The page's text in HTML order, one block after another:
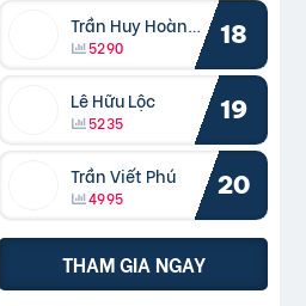
Trần Huy Hoàng Bắc
5290 18
Lê Hữu Lộc
5235 19
Trần Viết Phú
4995 20
THAM GIA NGAY